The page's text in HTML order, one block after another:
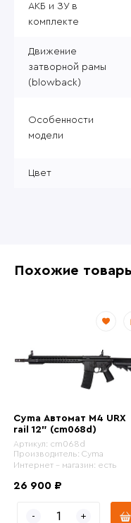
АКБ и ЗУ в
комплекте
Движение
затворной рамы
(blowback)
Особенности
модели
Цвет
Похожие
Cyma Автомат M4 URX
rail 12" (cm068d)
Артикул: cm068d
Производитель: Cyma
Интернет - магазин: есть
26 900 ₽